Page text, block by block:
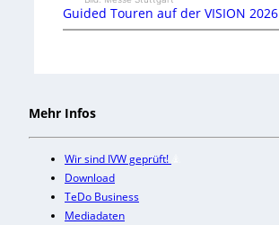
Guided Touren auf der VISION 2026
Mehr Infos
Wir sind IVW geprüft!
Download
TeDo Business
Mediadaten